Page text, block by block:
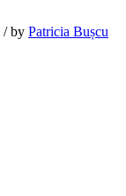
/by Patricia Bușcu